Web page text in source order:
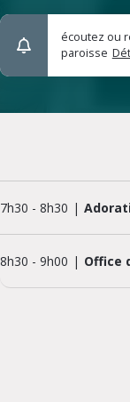
écoutez ou
paroisse
7h30 - 8h30
8h30 - 9h00 Office